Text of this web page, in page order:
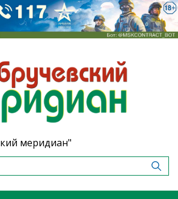
меридиан"